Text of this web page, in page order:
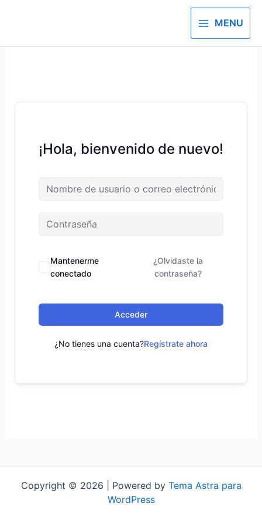
MENU
¡Hola, bienvenido de nuevo!
Mantenerme
conectado
¿Olvidaste la
contraseña?
Acceder
¿No tienes una cuenta?Regístrate ahora
Copyright © 2026 | Powered by Tema Astra para
WordPress